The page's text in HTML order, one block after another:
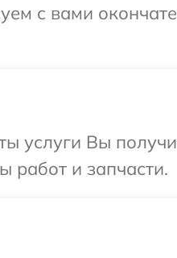
с вами
услуги Вы
работ и запчасти.